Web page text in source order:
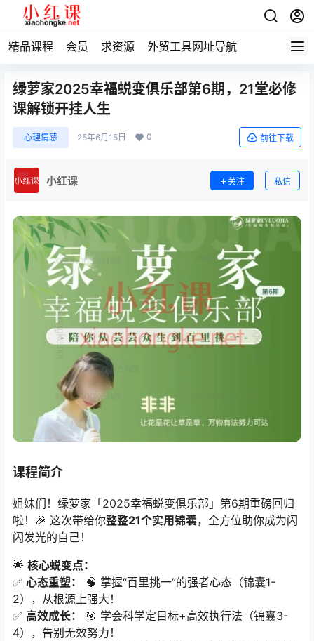
精品课程 会员 求资源 外贸工具网址导航
绿萝家2025幸福蜕变俱乐部第6期，21堂必修
课解锁开挂人生
心理情感 25年6月15日 0 前往下载
小红课 关注 私信
课程简介
姐妹们！绿萝家「2025幸福蜕变俱乐部」第6期重磅回归
啦！🎉 这次带给你整整21个实用锦囊，全方位助你成为闪
闪发光的自己！
🌟 ​ 核心蜕变点：​
✅ ​ 心态重塑：​
​ 🧠 掌握“百里挑一”的强者心态（锦囊1-
2），从根源上强大！
✅ ​ 高效成长：​
​ 🎯 学会科学定目标+高效执行法（锦囊3-
4），告别无效努力！